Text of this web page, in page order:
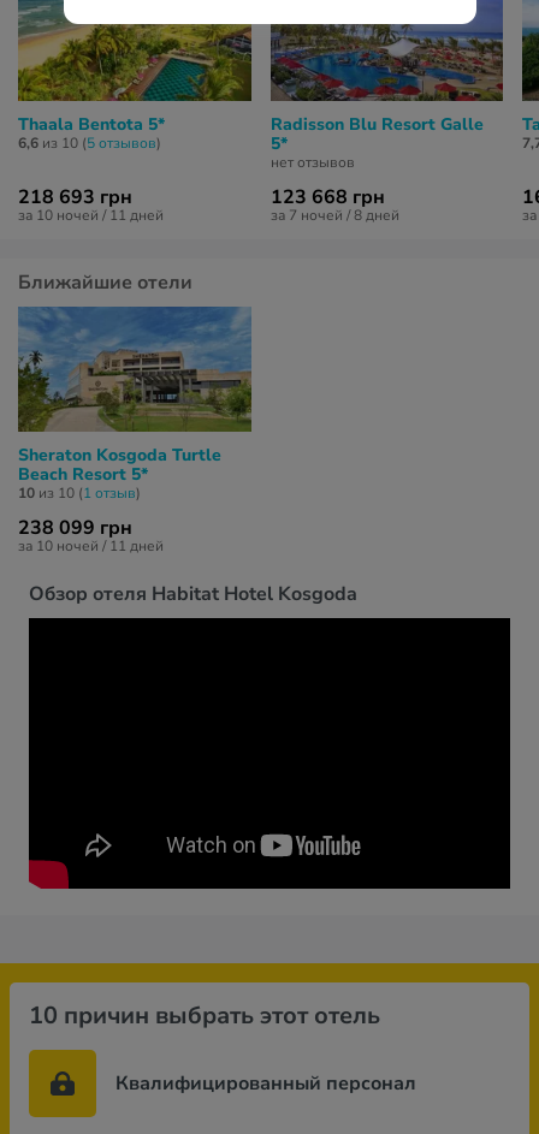
Обзор отеля Habitat Hotel Kosgoda
Thaala Bentota 5*
6,6 из 10 (5 отзывов)
218 693 грн
за 10 ночей / 11 дней
Radisson Blu Resort Galle
5*
нет отзывов
123 668 грн
за 7 ночей / 8 дней
Ближайшие отели
Sheraton Kosgoda Turtle
Beach Resort 5*
10 из 10 (1 отзыв)
238 099 грн
за 10 ночей / 11 дней
10 причин выбрать этот отель
Квалифицированный персонал